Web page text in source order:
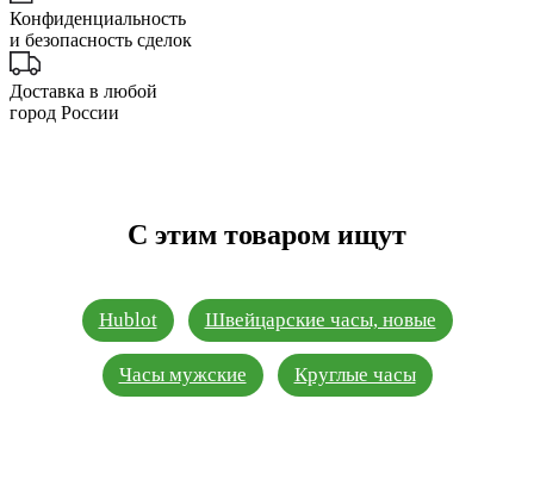
Конфиденциальность
и безопасность сделок
Доставка в любой
город России
С этим товаром ищут
Hublot Швейцарские часы, новые
Часы мужские Круглые часы